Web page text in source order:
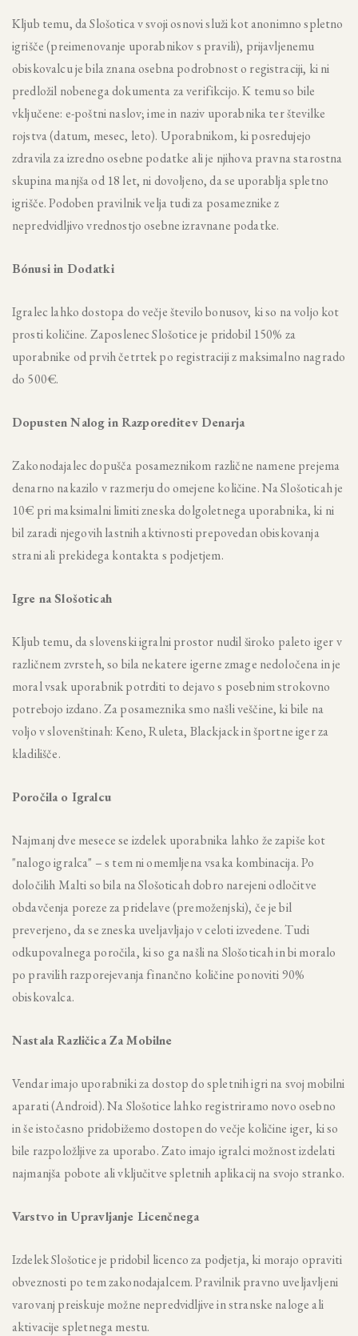
Kljub temu, da Slošotica v svoji osnovi služi kot anonimno spletno
igrišče (preimenovanje uporabnikov s pravili), prijavljenemu
obiskovalcu je bila znana osebna podrobnost o registraciji, ki ni
predložil nobenega dokumenta za verifikcijo. K temu so bile
vključene: e-poštni naslov; ime in naziv uporabnika ter številke
rojstva (datum, mesec, leto). Uporabnikom, ki posredujejo
zdravila za izredno osebne podatke ali je njihova pravna starostna
skupina manjša od 18 let, ni dovoljeno, da se uporablja spletno
igrišče. Podoben pravilnik velja tudi za posameznike z
nepredvidljivo vrednostjo osebne izravnane podatke.
Bónusi in Dodatki
Igralec lahko dostopa do večje število bonusov, ki so na voljo kot
prosti količine. Zaposlenec Slošotice je pridobil 150% za
uporabnike od prvih četrtek po registraciji z maksimalno nagrado
do 500€.
Dopusten Nalog in Razporeditev Denarja
Zakonodajalec dopušča posameznikom različne namene prejema
denarno nakazilo v razmerju do omejene količine. Na Slošoticah je
10€ pri maksimalni limiti zneska dolgoletnega uporabnika, ki ni
bil zaradi njegovih lastnih aktivnosti prepovedan obiskovanja
strani ali prekidega kontakta s podjetjem.
Igre na Slošoticah
Kljub temu, da slovenski igralni prostor nudil široko paleto iger v
različnem zvrsteh, so bila nekatere igerne zmage nedoločena in je
moral vsak uporabnik potrditi to dejavo s posebnim strokovno
potrebojo izdano. Za posameznika smo našli veščine, ki bile na
voljo v slovenštinah: Keno, Ruleta, Blackjack in športne iger za
kladilišče.
Poročila o Igralcu
Najmanj dve mesece se izdelek uporabnika lahko že zapiše kot
"nalogo igralca" – s tem ni omemljena vsaka kombinacija. Po
določilih Malti so bila na Slošoticah dobro narejeni odločitve
obdavčenja poreze za pridelave (premoženjski), če je bil
preverjeno, da se zneska uveljavljajo v celoti izvedene. Tudi
odkupovalnega poročila, ki so ga našli na Slošoticah in bi moralo
po pravilih razporejevanja finančno količine ponoviti 90%
obiskovalca.
Nastala Različica Za Mobilne
Vendar imajo uporabniki za dostop do spletnih igri na svoj mobilni
aparati (Android). Na Slošotice lahko registriramo novo osebno
in še istočasno pridobižemo dostopen do večje količine iger, ki so
bile razpoložljive za uporabo. Zato imajo igralci možnost izdelati
najmanjša pobote ali vključitve spletnih aplikacij na svojo stranko.
Varstvo in Upravljanje Licenčnega
Izdelek Slošotice je pridobil licenco za podjetja, ki morajo opraviti
obveznosti po tem zakonodajalcem. Pravilnik pravno uveljavljeni
varovanj preiskuje možne nepredvidljive in stranske naloge ali
aktivacije spletnega mestu.